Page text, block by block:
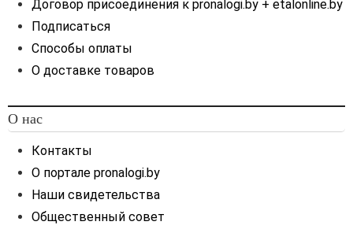
Договор присоединения к pronalogi.by + etalonline.by
Подписаться
Способы оплаты
О доставке товаров
О нас
Контакты
О портале pronalogi.by
Наши свидетельства
Общественный совет